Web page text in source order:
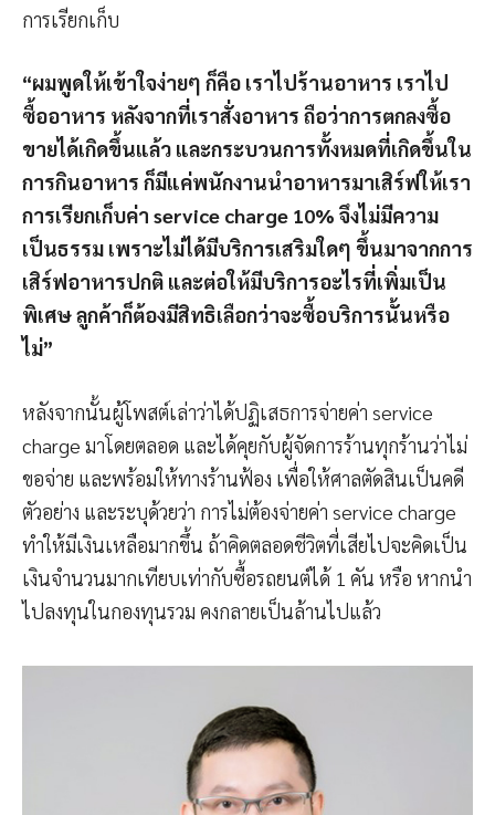
การเรียกเก็บ
“ผมพูดให้เข้าใจง่ายๆ ก็คือ เราไปร้านอาหาร เราไป
ซื้ออาหาร หลังจากที่เราสั่งอาหาร ถือว่าการตกลงซื้อ
ขายได้เกิดขึ้นแล้ว และกระบวนการทั้งหมดที่เกิดขึ้นใน
การกินอาหาร ก็มีแค่พนักงานนำอาหารมาเสิร์ฟให้เรา
การเรียกเก็บค่า service charge 10% จึงไม่มีความ
เป็นธรรม เพราะไม่ได้มีบริการเสริมใดๆ ขึ้นมาจากการ
เสิร์ฟอาหารปกติ และต่อให้มีบริการอะไรที่เพิ่มเป็น
พิเศษ ลูกค้าก็ต้องมีสิทธิเลือกว่าจะซื้อบริการนั้นหรือ
ไม่”
หลังจากนั้นผู้โพสต์เล่าว่าได้ปฏิเสธการจ่ายค่า service
charge มาโดยตลอด และได้คุยกับผู้จัดการร้านทุกร้านว่าไม่
ขอจ่าย และพร้อมให้ทางร้านฟ้อง เพื่อให้ศาลตัดสินเป็นคดี
ตัวอย่าง และระบุด้วยว่า การไม่ต้องจ่ายค่า service charge
ทำให้มีเงินเหลือมากขึ้น ถ้าคิดตลอดชีวิตที่เสียไปจะคิดเป็น
เงินจำนวนมากเทียบเท่ากับซื้อรถยนต์ได้ 1 คัน หรือ หากนำ
ไปลงทุนในกองทุนรวม คงกลายเป็นล้านไปแล้ว